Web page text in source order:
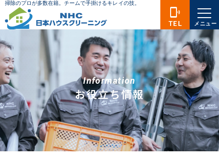
Information
お役立ち情報
phonelink_ring
TEL メニュー